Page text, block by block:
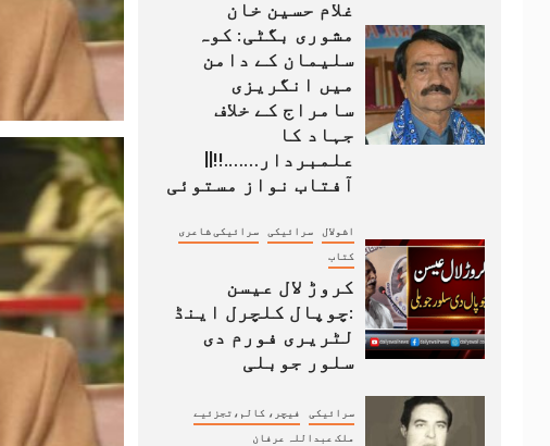
غلام حسین خان
مشوری بگٹی: کوہ
سلیمان کے دامن
میں انگریزی
سامراج کے خلاف
جہاد کا
علمبردار…….!!||
آفتاب نواز مستوئی
اشولال سرائیکی سرائیکی شاعری
کتاب
کروڑ لال عیسن
:چوپال کلچرل اینڈ
لٹریری فورم دی
سلور جوبلی
سرائیکی فیچر، کالم،تجزئیے
ملک عبداللہ عرفان